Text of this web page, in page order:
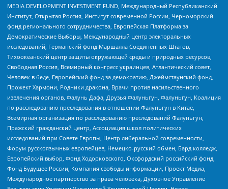
MEDIA DEVELOPMENT INVESTMENT FUND, Международный Республиканский
Институт, Открытая Россия, Институт современной России, Черноморский
фонд регионального сотрудничества, Европейская Платформа за
Демократические Выборы, Международный центр электоральных
исследований, Германский фонд Маршалла Соединенных Штатов,
Тихоокеанский центр защиты окружающей среды и природных ресурсов,
Свободная Россия, Всемирный конгресс украинцев, Атлантический совет,
Человек в беде, Европейский фонд за демократию, Джеймстаунский фонд,
Прожект Хармони, Родники дракона, Врачи против насильственного
извлечения органов, Фалунь Дафа, Друзья Фалуньгун, Фалуньгун, Коалиция
по расследованию преследования в отношении Фалуньгун в Китае,
Всемирная организация по расследованию преследований Фалуньгун,
Пражский гражданский центр, Ассоциация школ политических
исследований при Совете Европы, Центр либеральной современности,
Форум русскоязычных европейцев, Немецко-русский обмен, Бард колледж,
Европейский выбор, Фонд Ходорковского, Оксфордский российский фонд,
Фонд Будущее России, Компания свободы информации, Проект Медиа,
Международное партнерство за права человека, Духовное Управление